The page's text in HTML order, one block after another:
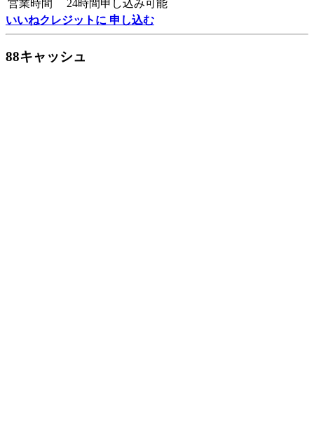
営業時間
24時間申し込み可能
いいねクレジットに 申し込む
88キャッシュ